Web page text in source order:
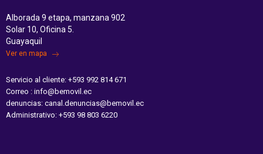
Alborada 9 etapa, manzana 902
Solar 10, Oficina 5.
Guayaquil
Ver en mapa
Servicio al cliente: +593 992 814 671
Correo : info@bemovil.ec
denuncias: canal.denuncias@bemovil.ec
Administrativo: +593 98 803 6220